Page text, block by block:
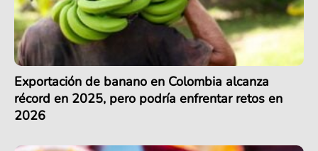
Exportación de banano en Colombia alcanza
récord en 2025, pero podría enfrentar retos en
2026